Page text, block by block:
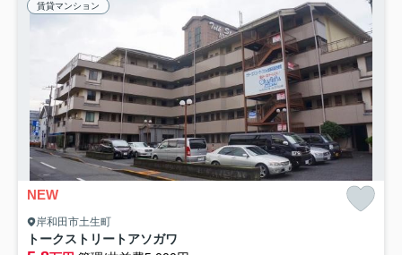
賃貸マンション
NEW
岸和田市土生町
トークストリートアソガワ